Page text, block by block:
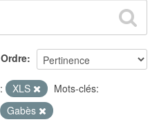
XLS
Mots-clés:
Gabès